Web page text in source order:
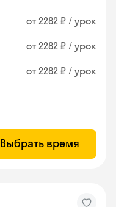
от 2282 ₽ / урок
от 2282 ₽ / урок
от 2282 ₽ / урок
Выбрать время